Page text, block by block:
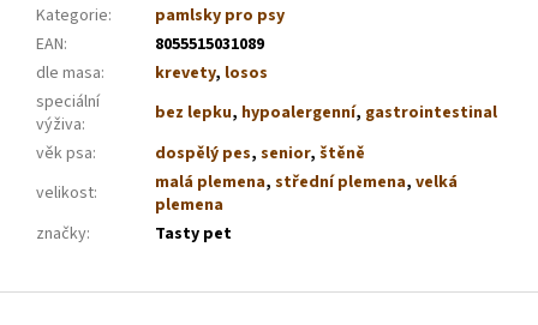
Kategorie:
pamlsky pro psy
EAN:
8055515031089
dle masa: krevety, losos
speciální
výživa: bez lepku, hypoalergenní, gastrointestinal
věk psa: dospělý pes, senior, štěně
velikost: malá plemena, střední plemena, velká
plemena
značky: Tasty pet